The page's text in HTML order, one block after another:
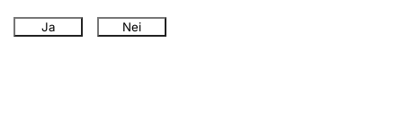
Ja Nei